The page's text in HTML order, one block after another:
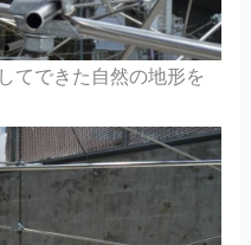
てできた自然の地形を